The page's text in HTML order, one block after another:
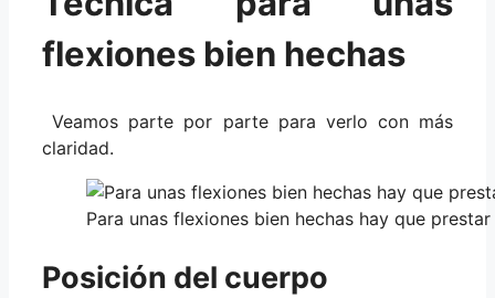
flexiones bien hechas
Veamos parte por parte para verlo con más
claridad.
Para unas flexiones bien hechas hay que
Posición del cuerpo